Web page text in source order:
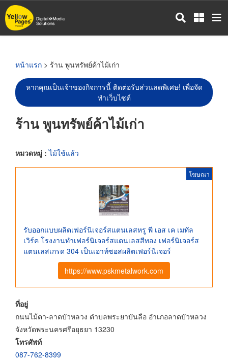
ข้าม
ไป
หน้าแรก > ร้าน พูนทรัพย์ค้าไม้เก่า
หากคุณเป็นเจ้าของกิจการนี้ ติดต่อรับส่วนลดพิเศษ! เพื่อจัด
ทำเว็บไซต์
ร้าน พูนทรัพย์ค้าไม้เก่า
หมวดหมู่ :ไม้ใช้แล้ว
โฆษณา
รับออกแบบผลิตเฟอร์นิเจอร์สแตนเลสหรู พี เอส เค เมทัล
เวิร์ค โรงงานทําเฟอร์นิเจอร์สแตนเลสสีทอง เฟอร์นิเจอร์ส
แตนเลสเกรด 304 เป็นเอาท์ซอสผลิตเฟอร์นิเจอร์
https://www.pskmetalwork.com
ที่อยู่
ถนนไม้ตา-ลาดบัวหลวง ตำบลพระยาบันลือ อำเภอลาดบัวหลวง
จังหวัดพระนครศรีอยุธยา 13230
โทรศัพท์
087-762-8399